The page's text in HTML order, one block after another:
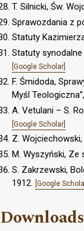
T. Silnicki, Św.
Sprawozdania z
Statuty
Statuty synodalne
[Google Scholar]
F. Śmidoda,
Myśl
A. Vetulani – S.
[Google Scholar]
Z.
M. Wyszyński, Ze
S. Zakrzewski,
1912. [Google
Downloads